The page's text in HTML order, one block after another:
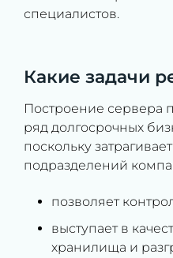
специалистов.
Какие задачи
Построение сервера
ряд долгосрочных
поскольку
подразделений
позволяет
выступает в
хранилища и